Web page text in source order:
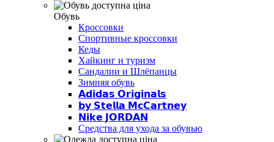
Обувь
Кроссовки
Спортивные кроссовки
Кеды
Хайкинг и туризм
Сандалии и Шлёпанцы
Зимняя обувь
𝗔𝗱𝗶𝗱𝗮𝘀 𝗢𝗿𝗶𝗴𝗶𝗻𝗮𝗹𝘀
𝗯𝘆 𝗦𝘁𝗲𝗹𝗹𝗮 𝗠𝗰𝗖𝗮𝗿𝘁𝗻𝗲𝘆
𝗡𝗶𝗸𝗲 𝗝𝗢𝗥𝗗𝗔𝗡
Средства для ухода за обувью